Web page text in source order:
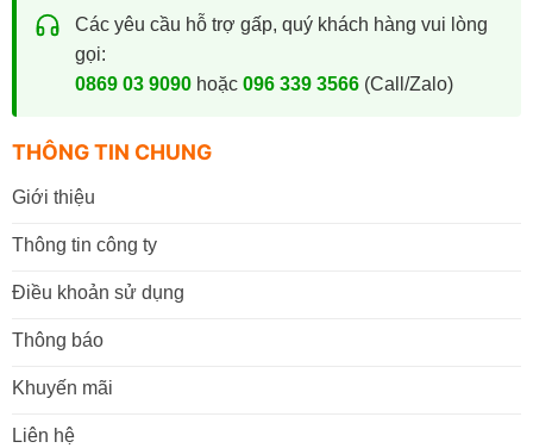
Các yêu cầu hỗ trợ gấp, quý khách hàng vui lòng
gọi:
0869 03 9090hoặc 096 339 3566(Call/Zalo)
THÔNG TIN CHUNG
Giới thiệu
Thông tin công ty
Điều khoản sử dụng
Thông báo
Khuyến mãi
Liên hệ